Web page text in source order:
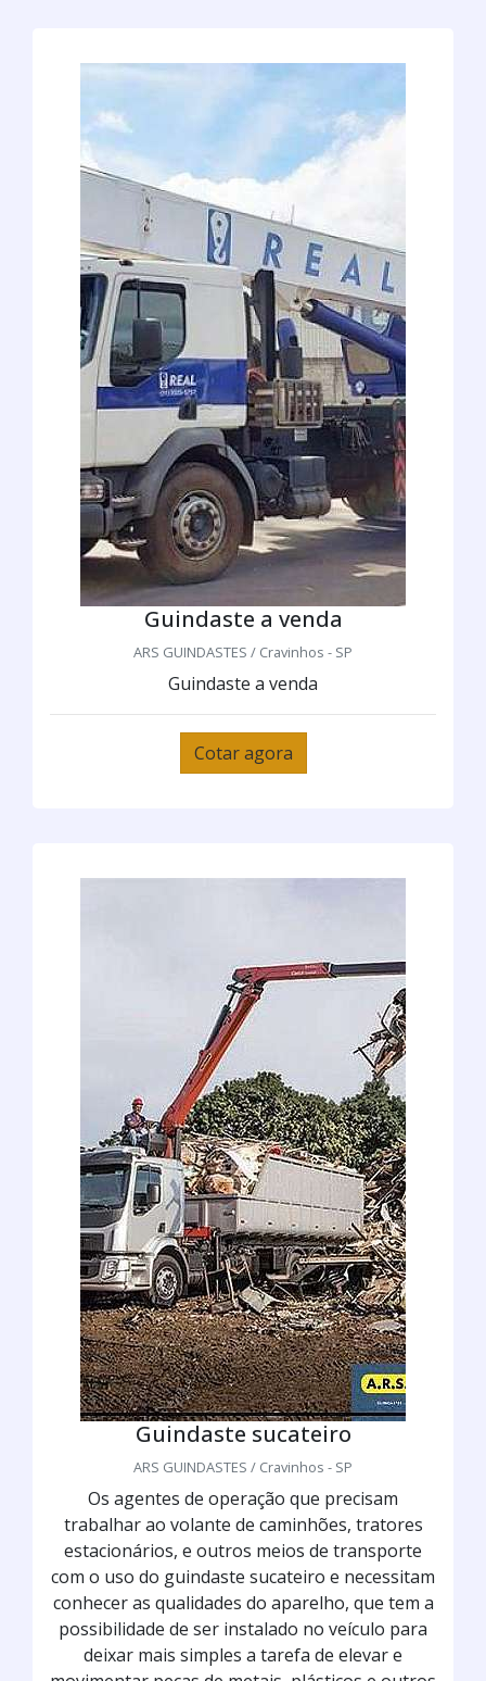
Guindaste a venda
ARS GUINDASTES / Cravinhos - SP
Guindaste a venda
Cotar agora
Guindaste sucateiro
ARS GUINDASTES / Cravinhos - SP
Os agentes de operação que precisam
trabalhar ao volante de caminhões, tratores
estacionários, e outros meios de transporte
com o uso do guindaste sucateiro e necessitam
conhecer as qualidades do aparelho, que tem a
possibilidade de ser instalado no veículo para
deixar mais simples a tarefa de elevar e